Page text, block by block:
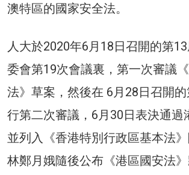
澳特區的國家安全法。
人大於2020年6月18日召開的第
委會第19次會議裏，第一次審議
法》草案，然後在 6月28日召開
行第二次審議，6月30日表決通過
並列入《香港特別行政區基本法
林鄭月娥隨後公布《港區國安法